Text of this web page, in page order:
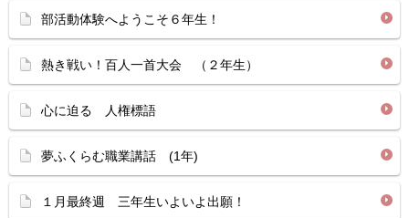
部活動体験へようこそ６年生！
熱き戦い！百人一首大会 （２年生）
心に迫る 人権標語
夢ふくらむ職業講話 (1年)
１月最終週 三年生いよいよ出願！